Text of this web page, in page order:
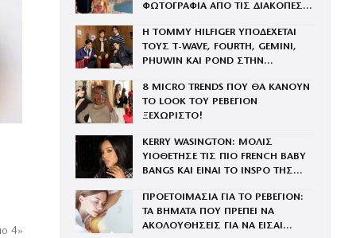
4»
ΦΩΤΟΓΡΑΦΙΑ ΑΠΟ ΤΙΣ ΔΙΑΚΟΠΕΣ
ΠΑΙΔΙΑ
Η TOMMY HILFIGER ΥΠΟΔΕΧΕΤΑΙ
ΤΟΥΣ Τ-WAVE, FOURTH, GEMINI,
PHUWIN ΚΑΙ POND ΣΤΗΝ
8 MICRO TRENDS ΠΟΥ ΘΑ ΚΑΝΟΥΝ
ΤΟ LOOK ΤΟΥ ΡΕΒΕΓΙΟΝ
ΞΕΧΩΡΙΣΤΟ!
KERRY WASINGTON: ΜΟΛΙΣ
ΥΙΟΘΕΤΗΣΕ ΤΙΣ ΠΙΟ FRENCH BABY
BANGS ΚΑΙ ΕΙΝΑΙ ΤΟ INSPO ΤΗΣ
ΠΡΟΕΤΟΙΜΑΣΙΑ ΓΙΑ ΤΟ ΡΕΒΕΓΙΟΝ:
ΤΑ ΒΗΜΑΤΑ ΠΟΥ ΠΡΕΠΕΙ ΝΑ
ΑΚΟΛΟΥΘΗΣΕΙΣ ΓΙΑ ΝΑ ΕΙΣΑΙ